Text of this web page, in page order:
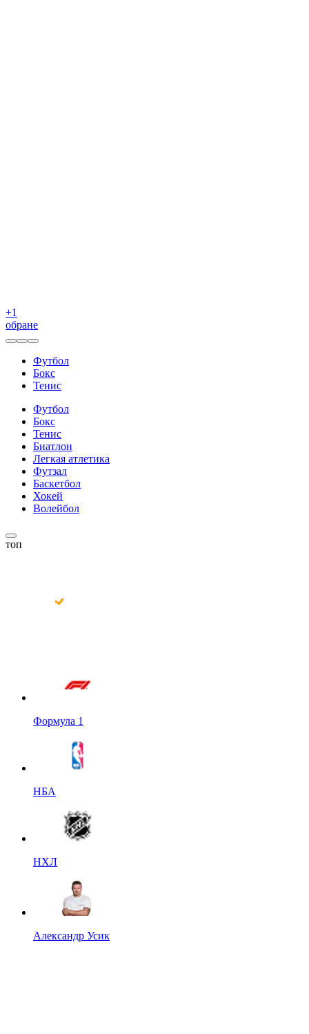
+1
обране
Футбол
Бокс
Тенис
Футбол
Бокс
Тенис
Биатлон
Легкая атлетика
Футзал
Баскетбол
Хокей
Волейбол
топ
Формула 1
НБА
НХЛ
Александр Усик